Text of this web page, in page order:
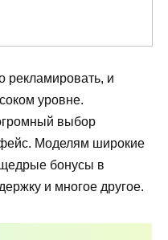
рекламировать, и
уровне.
выбор
Моделям широкие
бонусы в
и многое другое.